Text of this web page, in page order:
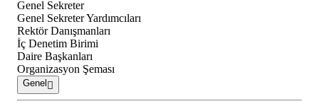
Genel Sekreter
Genel Sekreter Yardımcıları
Rektör Danışmanları
İç Denetim Birimi
Daire Başkanları
Organizasyon Şeması
Genel